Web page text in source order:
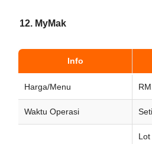
12. MyMak
Info
Harga/Menu
Waktu Operasi